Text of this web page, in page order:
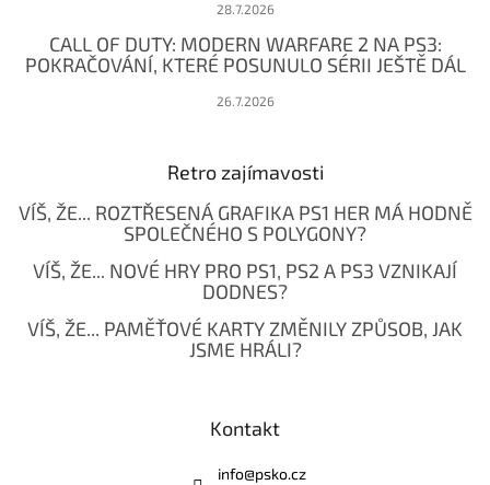
28.7.2026
CALL OF DUTY: MODERN WARFARE 2 NA PS3:
POKRAČOVÁNÍ, KTERÉ POSUNULO SÉRII JEŠTĚ DÁL
26.7.2026
Retro zajímavosti
VÍŠ, ŽE... ROZTŘESENÁ GRAFIKA PS1 HER MÁ HODNĚ
SPOLEČNÉHO S POLYGONY?
VÍŠ, ŽE... NOVÉ HRY PRO PS1, PS2 A PS3 VZNIKAJÍ
DODNES?
VÍŠ, ŽE... PAMĚŤOVÉ KARTY ZMĚNILY ZPŮSOB, JAK
JSME HRÁLI?
Kontakt
info@psko.cz